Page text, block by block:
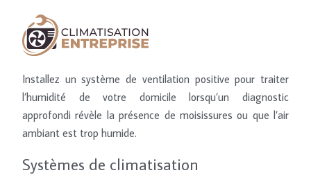
Installez un système de ventilation positive pour traiter
l’humidité de votre domicile lorsqu’un diagnostic
approfondi révèle la présence de moisissures ou que l’air
ambiant est trop humide.
Systèmes de climatisation